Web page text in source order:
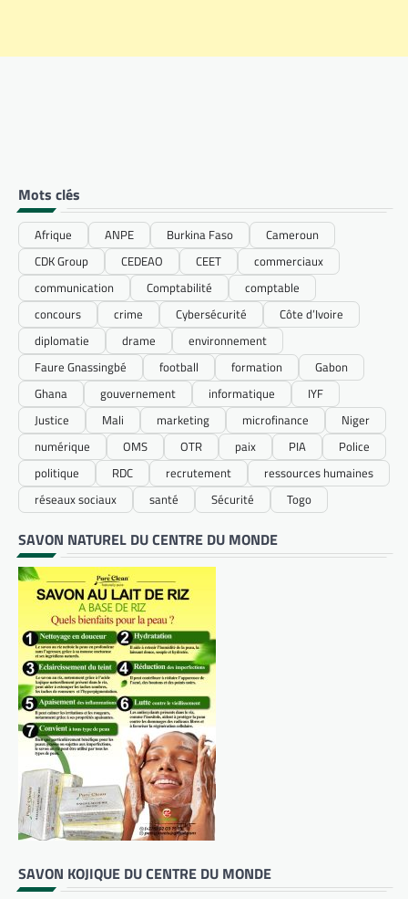
Mots clés
Afrique ANPE Burkina Faso
Cameroun
CDK Group
CEDEAO CEET
commerciaux
communication
Comptabilité
comptable
concours
crime Cybersécurité
Côte d’Ivoire
diplomatie
drame
environnement
Faure Gnassingbé
football formation
Gabon
Ghana
gouvernement informatique
IYF
Justice
Mali marketing microfinance
Niger
numérique
OMS OTR paix PIA
Police
politique
RDC recrutement
ressources humaines
réseaux sociaux
santé Sécurité Togo
SAVON NATUREL DU CENTRE DU MONDE
SAVON KOJIQUE DU CENTRE DU MONDE